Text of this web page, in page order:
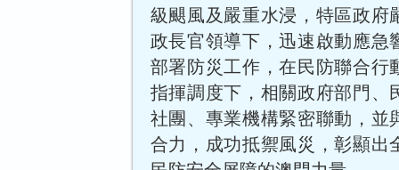
級颶風及嚴重水浸，特區政府
政長官領導下，迅速啟動應急
部署防災工作，在民防聯合行
指揮調度下，相關政府部門、
社團、專業機構緊密聯動，並
合力，成功抵禦風災，彰顯出